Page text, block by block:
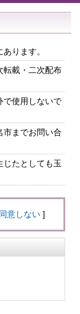
ります。
転載・二次配布
で使用しないで
市までお問い合
たとしても玉
同意しない ]